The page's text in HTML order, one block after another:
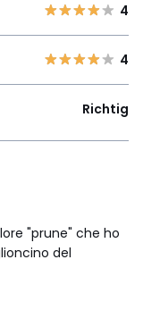
4
4
Richtig
"prune" che ho
del